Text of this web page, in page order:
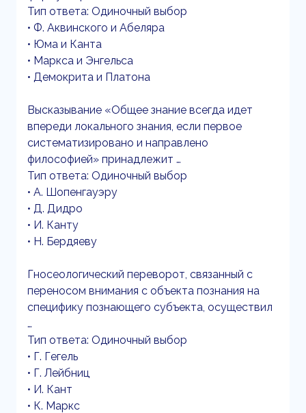
Тип ответа: Одиночный выбор
• Ф. Аквинского и Абеляра
• Юма и Канта
• Маркса и Энгельса
• Демокрита и Платона
Высказывание «Общее знание всегда идет
впереди локального знания, если первое
систематизировано и направлено
философией» принадлежит …
Тип ответа: Одиночный выбор
• А. Шопенгауэру
• Д. Дидро
• И. Канту
• Н. Бердяеву
Гносеологический переворот, связанный с
переносом внимания с объекта познания на
специфику познающего субъекта, осуществил
…
Тип ответа: Одиночный выбор
• Г. Гегель
• Г. Лейбниц
• И. Кант
• К. Маркс